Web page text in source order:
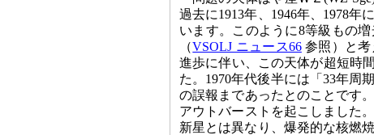
過去に1913年、1946年、1978年
います。このように8等級もの
（VSOLJ ニュース66参照）と考
進歩に伴い、この天体が超短時
た。1970年代後半には「33年周
の誤報まであったとのことです
アウトバーストを起こしました
新星とは異なり、爆発的な核燃